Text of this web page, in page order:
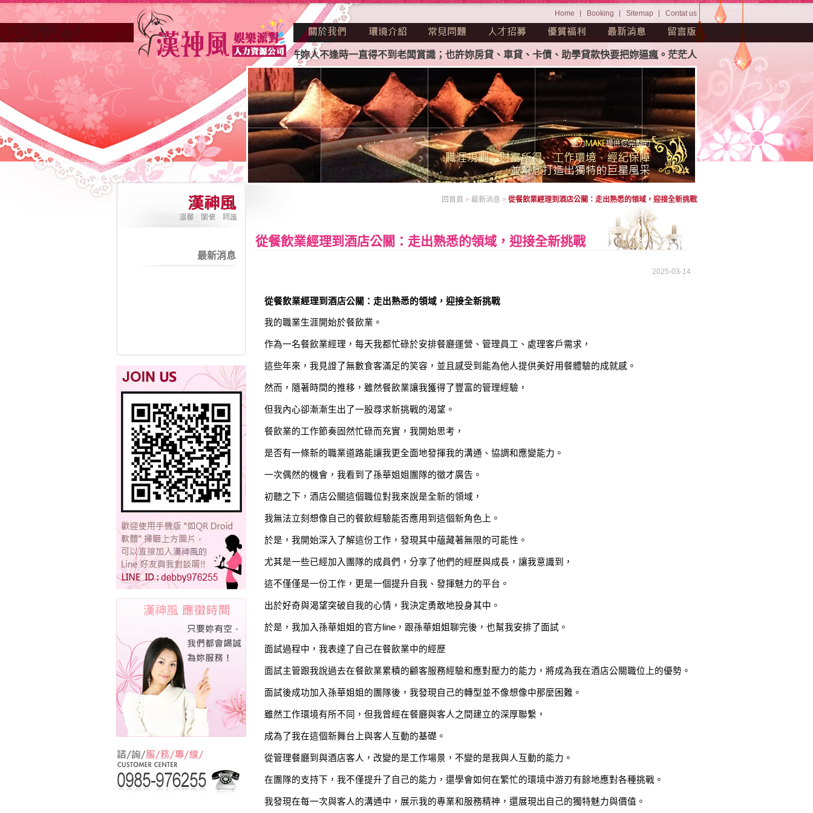
Home Booking Sitemap Contat us
高雄酒店業妳正因不景氣的年代找不到工作？也許妳人不逢時一直得不到老闆賞識；也許妳房貸、車貸、卡債、助學貸款快要把妳逼瘋。茫茫人海中如何挑選屬於妳自己專屬
最新消息
回首頁 > 最新消息 > 從餐飲業經理到酒店公關：走出熟悉的領域，迎接全新挑戰
從餐飲業經理到酒店公關：走出熟悉的領域，迎接全新挑戰
2025-03-14
從餐飲業經理到酒店公關：走出熟悉的領域，迎接全新挑戰
我的職業生涯開始於餐飲業。
作為一名餐飲業經理，每天我都忙碌於安排餐廳運營、管理員工、處理客戶需求，
這些年來，我見證了無數食客滿足的笑容，並且感受到能為他人提供美好用餐體驗的成就感。
然而，隨著時間的推移，雖然餐飲業讓我獲得了豐富的管理經驗，
但我內心卻漸漸生出了一股尋求新挑戰的渴望。
餐飲業的工作節奏固然忙碌而充實，我開始思考，
是否有一條新的職業道路能讓我更全面地發揮我的溝通、協調和應變能力。
一次偶然的機會，我看到了孫華姐姐團隊的徵才廣告。
初聽之下，酒店公關這個職位對我來說是全新的領域，
我無法立刻想像自己的餐飲經驗能否應用到這個新角色上。
於是，我開始深入了解這份工作，發現其中蘊藏著無限的可能性。
尤其是一些已經加入團隊的成員們，分享了他們的經歷與成長，讓我意識到，
這不僅僅是一份工作，更是一個提升自我、發揮魅力的平台。
出於好奇與渴望突破自我的心情，我決定勇敢地投身其中。
於是，我加入孫華姐姐的官方line，跟孫華姐姐聊完後，也幫我安排了面試。
面試過程中，我表達了自己在餐飲業中的經歷
面試主管跟我說過去在餐飲業累積的顧客服務經驗和應對壓力的能力，將成為我在酒店公關職位上的優勢。
面試後成功加入孫華姐姐的團隊後，我發現自己的轉型並不像想像中那麼困難。
雖然工作環境有所不同，但我曾經在餐廳與客人之間建立的深厚聯繫，
成為了我在這個新舞台上與客人互動的基礎。
從管理餐廳到與酒店客人，改變的是工作場景，不變的是我與人互動的能力。
在團隊的支持下，我不僅提升了自己的能力，還學會如何在繁忙的環境中游刃有餘地應對各種挑戰。
我發現在每一次與客人的溝通中，展示我的專業和服務精神，還展現出自己的獨特魅力與價值。